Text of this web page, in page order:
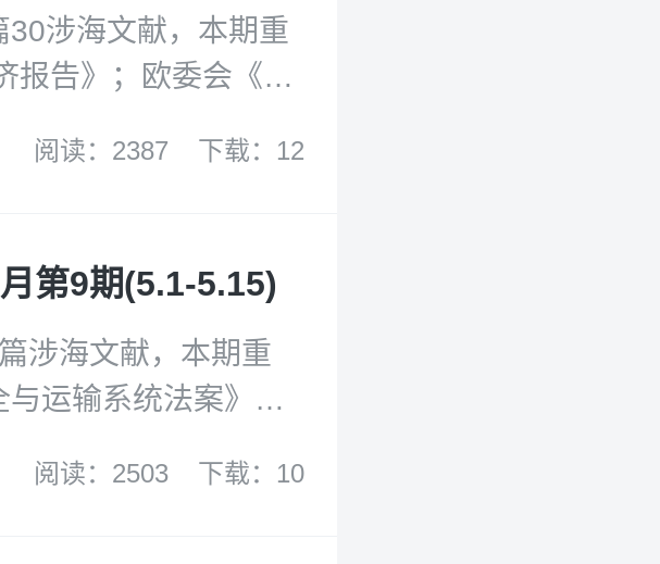
跨越影响地球健康的
涉海文献，本期重
报告》；欧委会《欧
年可持续海洋经济的
年度海洋环境网
未来国际海事组织
GAO《导弹防御：
《美国外大陆架的
电场退役的整体性、
阅读：2387 下载：12
第9期(5.1-5.15)
涉海文献，本期重
运输系统法案》；
碳中的作用》；
阅读：2503 下载：10